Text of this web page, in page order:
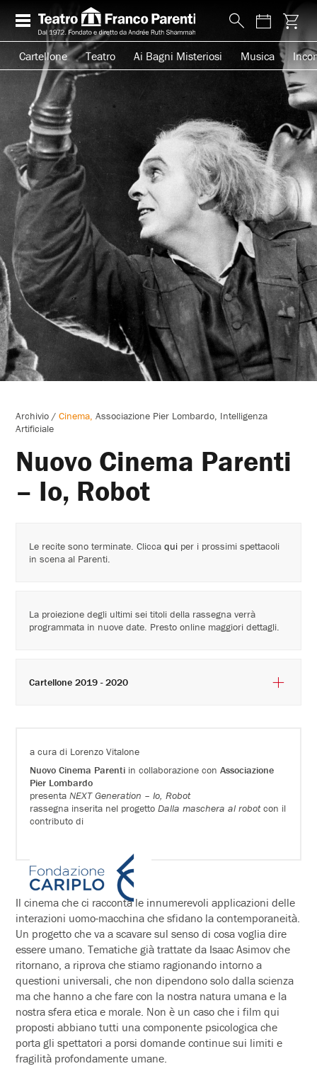
Cartellone Teatro Ai Bagni Misteriosi Musica
Archivio /Cinema Associazione Pier Lombardo Intelligenza
Artificiale
Nuovo Cinema Parenti
– Io, Robot
a cura di Lorenzo Vitalone
Nuovo Cinema Parenti in collaborazione conAssociazione
Pier Lombardo
presentaNEXT Generation – Io, Robot
rassegna inserita nel progetto Dalla maschera al robotcon il
contributo di
Il cinema che ci racconta le innumerevoli applicazioni delle
interazioni uomo-macchina che sfidano la contemporaneità.
Un progetto che va a scavare sul senso di cosa voglia dire
essere umano. Tematiche già trattate da Isaac Asimov che
ritornano, a riprova che stiamo ragionando intorno a
questioni universali, che non dipendono solo dalla scienza
ma che hanno a che fare con la nostra natura umana e la
nostra sfera etica e morale. Non è un caso che i film qui
proposti abbiano tutti una componente psicologica che
porta gli spettatori a porsi domande continue sui limiti e
fragilità profondamente umane.
Le recite sono terminate. Cliccaqui per i prossimi spettacoli
in scena al Parenti.
La proiezione degli ultimi sei titoli della rassegna verrà
programmata in nuove date. Presto online maggiori dettagli.
Cartellone 2019 - 2020